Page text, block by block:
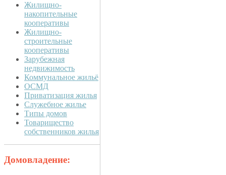
Жилищно-
накопительные
кооперативы
Жилищно-
строительные
кооперативы
Зарубежная
недвижимость
Коммунальное жильё
ОСМД
Приватизация жилья
Служебное жилье
Типы домов
Товарищество
собственников жилья
Домовладение: